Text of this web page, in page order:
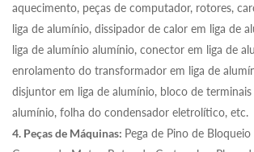
aquecimento, peças de computador, rotores,
liga de alumínio, dissipador de calor em liga de
liga de alumínio alumínio, conector em liga de
enrolamento do transformador em liga de
disjuntor em liga de alumínio, bloco de terminais
alumínio, folha do condensador eletrolítico, etc.
4. Peças de Máquinas: Pega de Pino de